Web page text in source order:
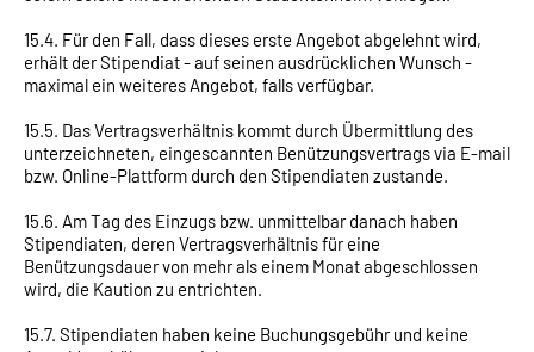
15.4. Für den Fall, dass dieses erste Angebot abgelehnt wird,
erhält der Stipendiat - auf seinen ausdrücklichen Wunsch -
maximal ein weiteres Angebot, falls verfügbar.
15.5. Das Vertragsverhältnis kommt durch Übermittlung des
unterzeichneten, eingescannten Benützungsvertrags via E-mail
bzw. Online-Plattform durch den Stipendiaten zustande.
15.6. Am Tag des Einzugs bzw. unmittelbar danach haben
Stipendiaten, deren Vertragsverhältnis für eine
Benützungsdauer von mehr als einem Monat abgeschlossen
wird, die Kaution zu entrichten.
15.7. Stipendiaten haben keine Buchungsgebühr und keine